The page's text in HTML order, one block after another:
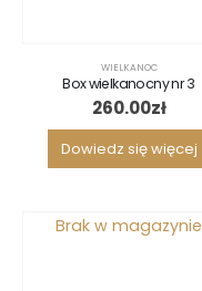
WIELKANOC
Box wielkanocny nr 3
260.00zł
Dowiedz się więcej
Brak w magazynie